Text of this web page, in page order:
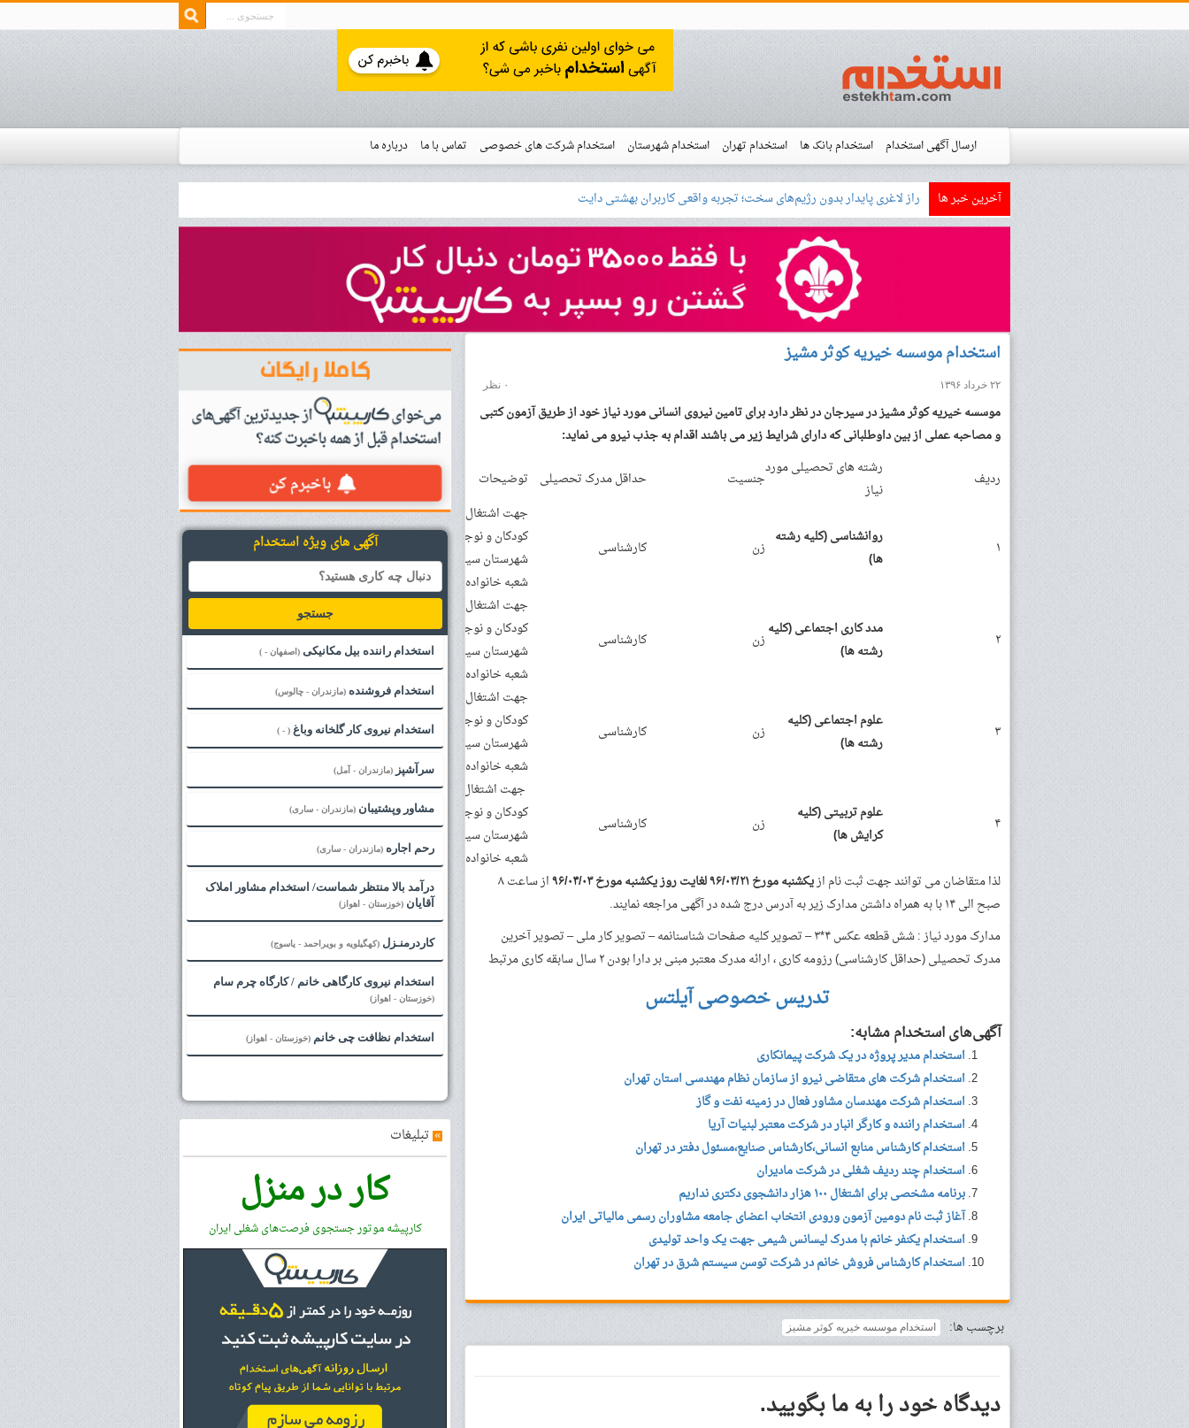
ارسال آگهی استخدام استخدام بانک ها استخدام تهران استخدام شهرستان استخدام شرکت های خصوصی تماس با ما
درباره ما
نوار زمان استخدام
استخدام شده ها
آموزش فروشگاه استخدام
آخرین خبر ها بازار کار زبان آلمانی چگونه
استخدام موسسه خیریه کوثر مشیز
۲۲ خرداد ۱۳۹۶ ۰ نظر
موسسه خیریه کوثر مشیز در سیرجان در نظر دارد برای تامین نیروی انسانی مورد نیاز خود از طریق آزمون کتبی
و مصاحبه عملی از بین داوطلبانی که دارای شرایط زیر می باشند اقدام به جذب نیرو می نماید:
ردیف
رشته های تحصیلی مورد
نیاز
جنسیت حداقل مدرک تحصیلی توضیحات
۱
روانشناسی (کلیه رشته
ها)
زن کارشناسی
جهت اشتغال در خانه
کودکان و نوجوانان
شهرستان سیرجان (مرکز
شعبه خانواده)
۲
مدد کاری اجتماعی (کلیه
رشته ها)
زن کارشناسی
جهت اشتغال در خانه
کودکان و نوجوانان
شهرستان سیرجان (مرکز
شعبه خانواده)
۳
علوم اجتماعی (کلیه
رشته ها)
زن کارشناسی
جهت اشتغال در خانه
کودکان و نوجوانان
شهرستان سیرجان (مرکز
شعبه خانواده)
۴
علوم تربیتی (کلیه
کرایش ها)
زن کارشناسی
جهت اشتغال در خانه
کودکان و نوجوانان
شهرستان سیرجان (مرکز
شعبه خانواده)
لذا متقاضان می توانند جهت ثبت نام ازیکشنبه مورخ ۹۶/۰۳/۲۱ لغایت روز یکشنبه مورخ ۹۶/۰۴/۰۳
از ساعت ۸
صبح الی ۱۴ با به همراه داشتن مدارک زیر به آدرس درج شده در آگهی مراجعه نمایند.
مدارک مورد نیاز : شش قطعه عکس ۴*۳ – تصویر کلیه صفحات شناسنانمه – تصویر کار ملی – تصویر آخرین
مدرک تحصیلی (حداقل کارشناسی) رزومه کاری ، ارائه مدرک معتبر مبنی بر دارا بودن ۲ سال سابقه کاری مرتبط
تدریس خصوصی آیلتس
آگهی‌های استخدام مشابه:
استخدام مدیر پروژه در یک شرکت پیمانکاری
استخدام شرکت های متقاضی نیرو از سازمان نظام مهندسی استان تهران
استخدام شرکت مهندسان مشاور فعال در زمینه نفت و گاز
استخدام راننده و کارگر انبار در شرکت معتبر لبنیات آریا
استخدام کارشناس منابع انسانی،کارشناس صنایع،مسئول دفتر در تهران
استخدام چند ردیف شغلی در شرکت مادیران
برنامه مشخصی برای اشتغال ۱۰۰ هزار دانشجوی دکتری نداریم
آغاز ثبت نام دومین آزمون ورودی انتخاب اعضای جامعه مشاوران رسمی مالیاتی ایران
استخدام یکنفر خانم با مدرک لیسانس شیمی جهت یک واحد تولیدی
استخدام کارشناس فروش خانم در شرکت توسن سیستم شرق در تهران
برچسب ها: استخدام موسسه خیریه کوثر مشیز
دیدگاه خود را به ما بگویید.
آگهی های ویژه استخدام
جستجو
استخدام راننده بیل مکانیکی (اصفهان - )
استخدام فروشنده (مازندران - چالوس)
استخدام نیروی کار گلخانه وباغ ( - )
سرآشپز (مازندران - آمل)
مشاور وپشتیبان (مازندران - ساری)
رحم اجاره (مازندران - ساری)
درآمد بالا منتظر شماست/ استخدام مشاور املاک
آقایان (خوزستان - اهواز)
کاردرمنـزل (کهگیلویه و بویراحمد - یاسوج)
استخدام نیروی کارگاهی خانم / کارگاه چرم سام
(خوزستان - اهواز)
استخدام نظافت چی خانم (خوزستان - اهواز)
»تبلیغات
کار در منزل
کارپیشه موتور جستجوی فرصت‌های شغلی ایران